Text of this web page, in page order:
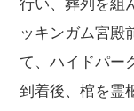
行い、葬列を組
ッキンガム宮殿
て、ハイドパー
到着後、棺を霊